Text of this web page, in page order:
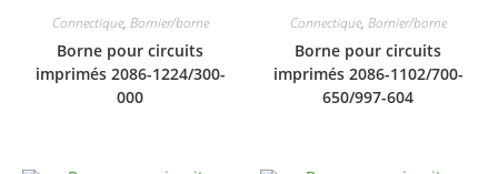
Connectique, Bornier/borne
Borne pour circuits
imprimés 2086-1224/300-
000
Connectique, Bornier/borne
Borne pour circuits
imprimés 2086-1102/700-
650/997-604